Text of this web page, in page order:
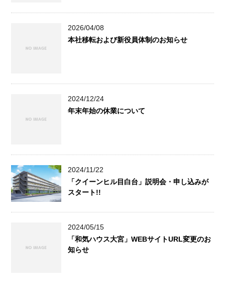
2026/04/08
本社移転および新役員体制のお知らせ
2024/12/24
年末年始の休業について
2024/11/22
「クイーンヒル目白台」説明会・申し込みが
スタート!!
2024/05/15
「和気ハウス大宮」WEBサイトURL変更のお
知らせ